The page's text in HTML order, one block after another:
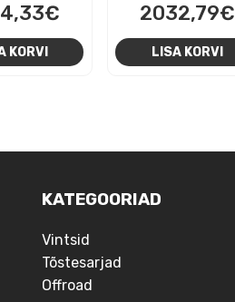
€
KORVI
2032,79€
LISA KORVI
KATEGOORIAD
Vintsid
Tõstesarjad
Offroad